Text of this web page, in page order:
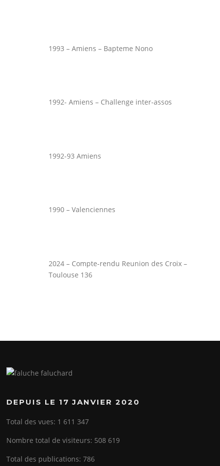
1993 – Amiens – Bapteme Nono
1992- Amiens – Challenge inter-assos
1992-93 Amiens
1990 – Valenciennes
2024 – Compte-rendu Reunion des Croix –
Toulouse 136
DEPUIS LE 17 JANVIER 2020
Total des vues: 1 611 347
Nombre total de visiteurs: 508 619
Total des publications:786